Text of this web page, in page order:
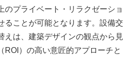
のプライベート・リラクゼーショ
ることが可能となります。設備交
えは、建築デザインの観点から見
ROI）の高い意匠的アプローチと